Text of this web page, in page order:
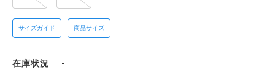
サイズガイド 商品サイズ
在庫状況 -